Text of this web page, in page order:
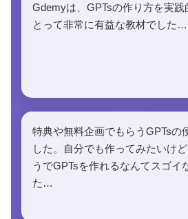
Gdemyは、GPTsの作り方を実践
とって非常に有益な教材でした…
特典や無料企画でもらうGPTsの
した。自分でも作ってみたいけ
うでGPTsを作れるなんてスゴイ
た…